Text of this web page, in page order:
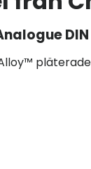
DIN
pläterade